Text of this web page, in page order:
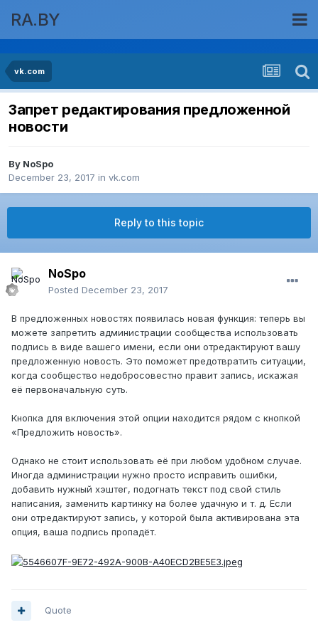
RA.BY
vk.com
Запрет редактирования предложенной
новости
By NoSpo
December 23, 2017 in vk.com
Reply to this topic
NoSpo
Posted December 23, 2017
В предложенных новостях появилась новая функция: теперь вы
можете запретить администрации сообщества использовать
подпись в виде вашего имени, если они отредактируют вашу
предложенную новость. Это поможет предотвратить ситуации,
когда сообщество недобросовестно правит запись, искажая
её первоначальную суть.
Кнопка для включения этой опции находится рядом с кнопкой
«Предложить новость».
Однако не стоит использовать её при любом удобном случае.
Иногда администрации нужно просто исправить ошибки,
добавить нужный хэштег, подогнать текст под свой стиль
написания, заменить картинку на более удачную и т. д. Если
они отредактируют запись, у которой была активирована эта
опция, ваша подпись пропадёт.
Quote